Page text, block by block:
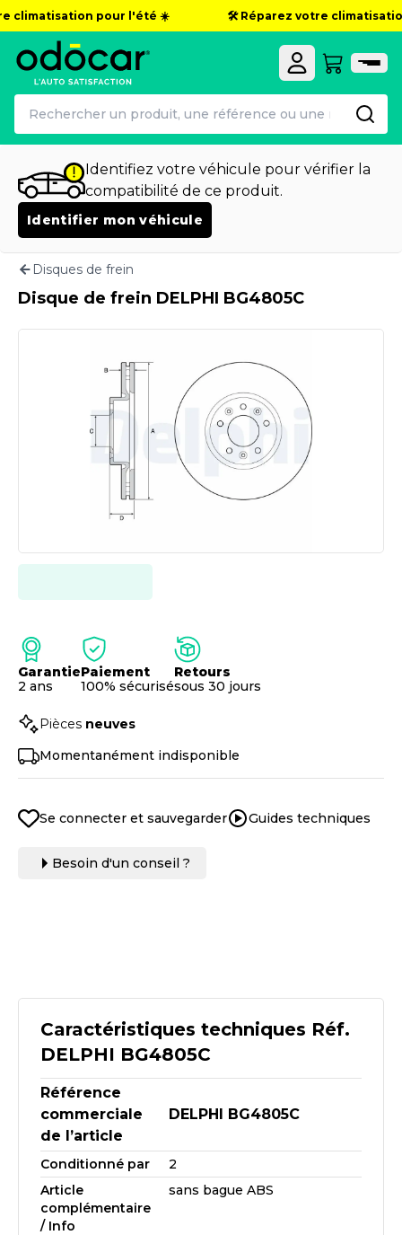
climatisation pour l'été ☀️ 🛠️ Réparez votre
Identifiez votre véhicule pour vérifier la
compatibilité de ce produit.
Identifier mon véhicule
Disques de frein
Caractéristiques techniques Réf.
DELPHI BG4805C
Référence
commerciale
de l’article
DELPHI BG4805C
Conditionné par
2
Article
complémentaire
/ Info
sans bague ABS
Disque de frein DELPHI BG4805C
Garantie
2 ans
Paiement
100% sécurisé
Retours
sous 30 jours
Pièces neuves
Momentanément indisponible
Se connecter et sauvegarder Guides techniques
Besoin d'un conseil ?